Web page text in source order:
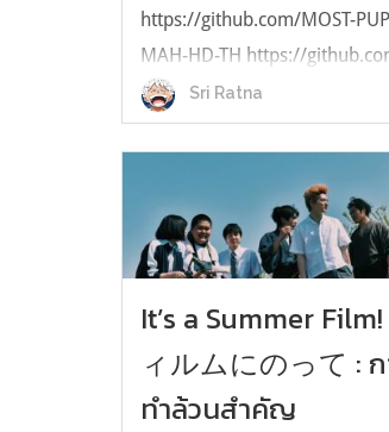
https://github.com/MOST-
MAH-HD-TH https://
THE-ROUNDUP https://
forum.net/wbb/thread/
com-film-thai-trending-
Sri Ratna
It’s a Summer
ィルムにのって :
ทำล้วนสำคัญ